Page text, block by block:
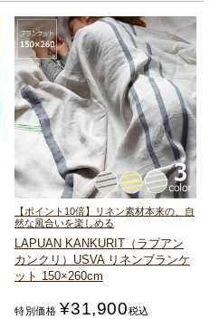
【ポイント10倍】リネン素材本来の、自
然な風合いを楽しめる
LAPUAN KANKURIT（ラプアン
カンクリ） USVA リネンブランケ
ット 150×260cm
特別価格 ¥31,900税込